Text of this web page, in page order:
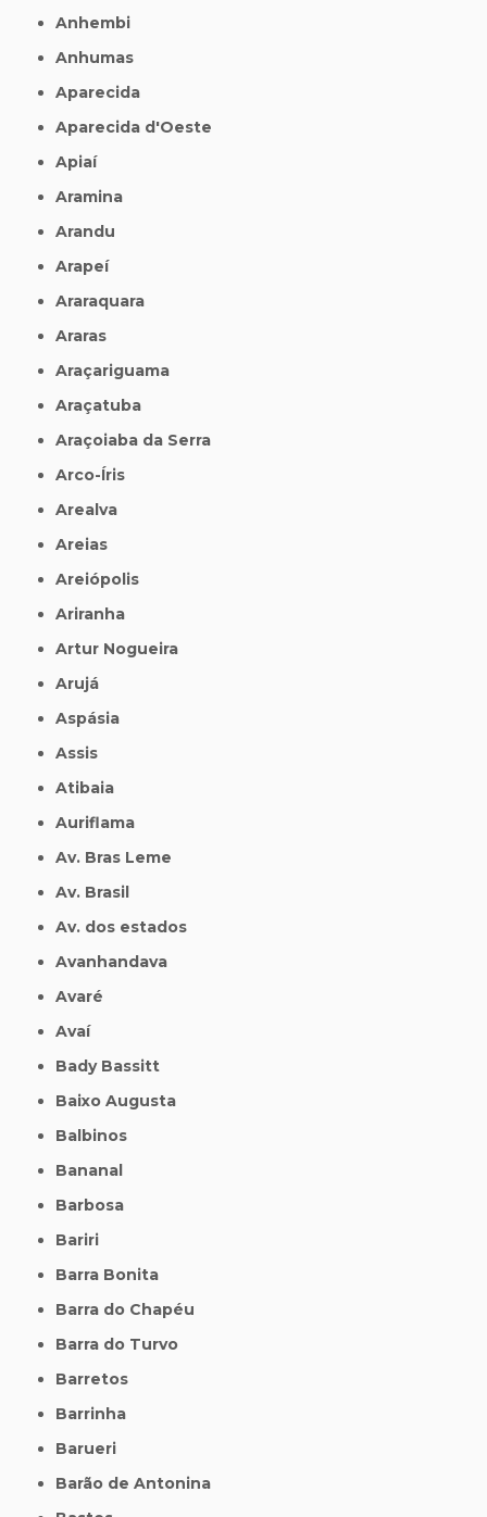
Anhembi
Anhumas
Aparecida
Aparecida d'Oeste
Apiaí
Aramina
Arandu
Arapeí
Araraquara
Araras
Araçariguama
Araçatuba
Araçoiaba da Serra
Arco-Íris
Arealva
Areias
Areiópolis
Ariranha
Artur Nogueira
Arujá
Aspásia
Assis
Atibaia
Auriflama
Av. Bras Leme
Av. Brasil
Av. dos estados
Avanhandava
Avaré
Avaí
Bady Bassitt
Baixo Augusta
Balbinos
Bananal
Barbosa
Bariri
Barra Bonita
Barra do Chapéu
Barra do Turvo
Barretos
Barrinha
Barueri
Barão de Antonina